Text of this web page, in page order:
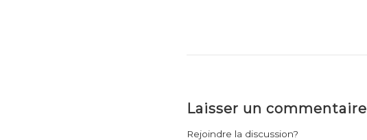
Laisser un commentaire
Rejoindre la discussion?